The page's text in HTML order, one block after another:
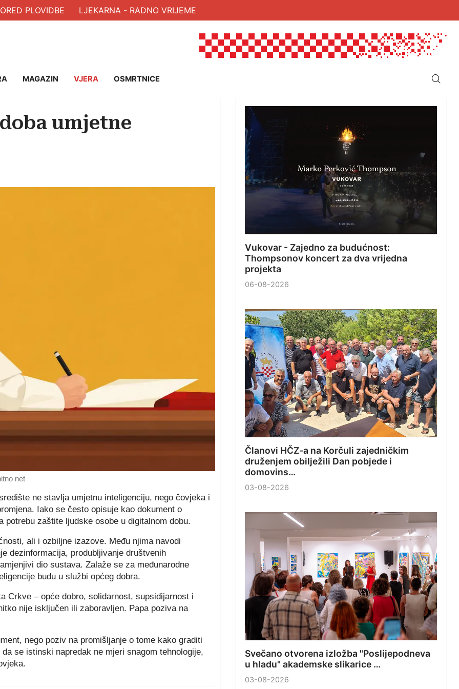
PLOVIDBE LJEKARNA - RADNO VRIJEME
MAGAZIN VJERA OSMRTNICE
umjetne
net
ne stavlja umjetnu inteligenciju, nego čovjeka i
Iako se često opisuje kao dokument o
zaštite ljudske osobe u digitalnom dobu.
ali i ozbiljne izazove. Među njima navodi
dezinformacija, produbljivanje društvenih
dio sustava. Zalaže se za međunarodne
budu u službi općeg dobra.
Crkve – opće dobro, solidarnost, supsidijarnost i
nije isključen ili zaboravljen. Papa poziva na
nego poziv na promišljanje o tome kako graditi
se istinski napredak ne mjeri snagom tehnologije,
Vukovar - Zajedno za budućnost:
Thompsonov koncert za dva vrijedna
projekta
06-08-2026
Članovi HČZ-a na Korčuli zajedničkim
druženjem obilježili Dan pobjede i
domovins…
03-08-2026
Svečano otvorena izložba "Poslijepodneva
u hladu" akademske slikarice …
03-08-2026